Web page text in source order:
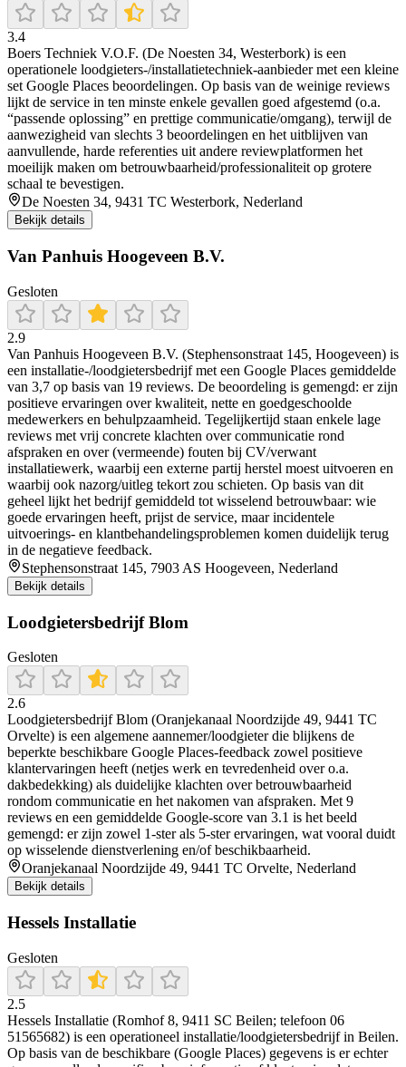
3.4
Boers Techniek V.O.F. (De Noesten 34, Westerbork) is een
operationele loodgieters-/installatietechniek-aanbieder met een kleine
set Google Places beoordelingen. Op basis van de weinige reviews
lijkt de service in ten minste enkele gevallen goed afgestemd (o.a.
“passende oplossing” en prettige communicatie/omgang), terwijl de
aanwezigheid van slechts 3 beoordelingen en het uitblijven van
aanvullende, harde referenties uit andere reviewplatformen het
moeilijk maken om betrouwbaarheid/professionaliteit op grotere
schaal te bevestigen.
De Noesten 34, 9431 TC Westerbork, Nederland
Bekijk details
Van Panhuis Hoogeveen B.V.
Gesloten
2.9
Van Panhuis Hoogeveen B.V. (Stephensonstraat 145, Hoogeveen) is
een installatie-/loodgietersbedrijf met een Google Places gemiddelde
van 3,7 op basis van 19 reviews. De beoordeling is gemengd: er zijn
positieve ervaringen over kwaliteit, nette en goedgeschoolde
medewerkers en behulpzaamheid. Tegelijkertijd staan enkele lage
reviews met vrij concrete klachten over communicatie rond
afspraken en over (vermeende) fouten bij CV/verwant
installatiewerk, waarbij een externe partij herstel moest uitvoeren en
waarbij ook nazorg/uitleg tekort zou schieten. Op basis van dit
geheel lijkt het bedrijf gemiddeld tot wisselend betrouwbaar: wie
goede ervaringen heeft, prijst de service, maar incidentele
uitvoerings- en klantbehandelingsproblemen komen duidelijk terug
in de negatieve feedback.
Stephensonstraat 145, 7903 AS Hoogeveen, Nederland
Bekijk details
Loodgietersbedrijf Blom
Gesloten
2.6
Loodgietersbedrijf Blom (Oranjekanaal Noordzijde 49, 9441 TC
Orvelte) is een algemene aannemer/loodgieter die blijkens de
beperkte beschikbare Google Places-feedback zowel positieve
klantervaringen heeft (netjes werk en tevredenheid over o.a.
dakbedekking) als duidelijke klachten over betrouwbaarheid
rondom communicatie en het nakomen van afspraken. Met 9
reviews en een gemiddelde Google-score van 3.1 is het beeld
gemengd: er zijn zowel 1-ster als 5-ster ervaringen, wat vooral duidt
op wisselende dienstverlening en/of beschikbaarheid.
Oranjekanaal Noordzijde 49, 9441 TC Orvelte, Nederland
Bekijk details
Hessels Installatie
Gesloten
2.5
Hessels Installatie (Romhof 8, 9411 SC Beilen; telefoon 06
51565682) is een operationeel installatie/loodgietersbedrijf in Beilen.
Op basis van de beschikbare (Google Places) gegevens is er echter